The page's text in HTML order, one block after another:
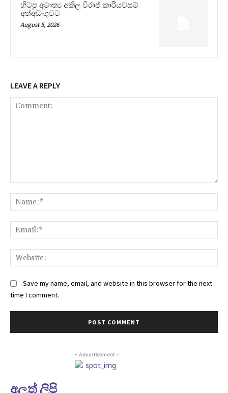
හිටපු අමාත්‍ය අකිල විරාජ් කාරියවසම්
අත්අඩංගුවට
August 5, 2026
LEAVE A REPLY
Save my name, email, and website in this browser for the next
time I comment.
- Advertisement -
අලුත් ලිපි